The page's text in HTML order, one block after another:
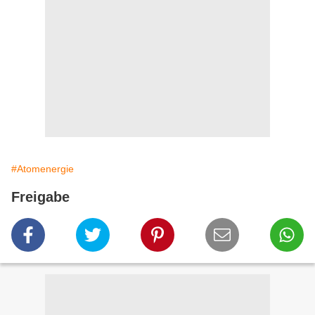
#Atomenergie
Freigabe